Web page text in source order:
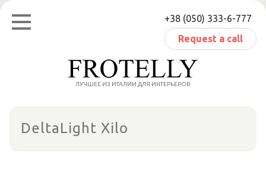
Skip
content
+38 (050) 333-6-777
Request a call
ЛУЧШЕЕ ИЗ ИТАЛИИ ДЛЯ ИНТЕРЬЕРОВ
DeltaLight Xilo